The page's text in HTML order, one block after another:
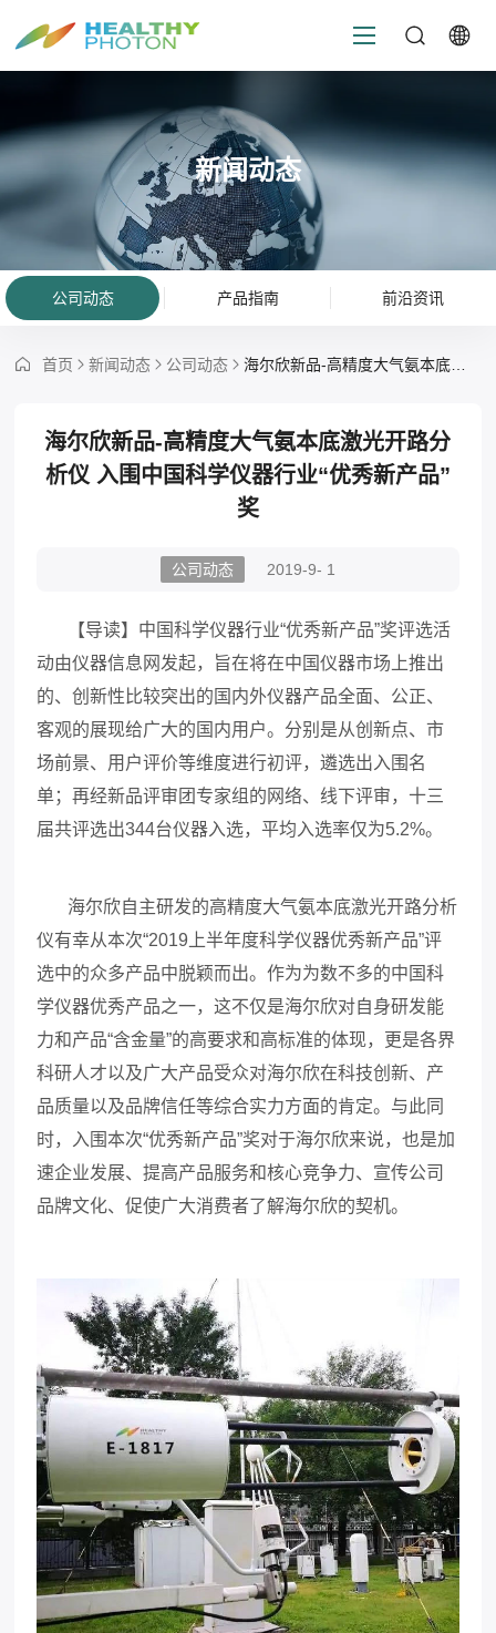
新闻动态
公司动态 产品指南 前沿资讯
首页 新闻动态 公司动态 海尔欣新品-高精度大气氨本底激光开路分析仪 入围中国科学仪器行业“优秀新产品”奖
海尔欣新品-高精度大气氨本底激光开路分
析仪 入围中国科学仪器行业“优秀新产品”
奖
公司动态 2019-9- 1
【导读】中国科学仪器行业“优秀新产品”奖评选活
动由仪器信息网发起，旨在将在中国仪器市场上推出
的、创新性比较突出的国内外仪器产品全面、公正、
客观的展现给广大的国内用户。分别是从创新点、市
场前景、用户评价等维度进行初评，遴选出入围名
单；再经新品评审团专家组的网络、线下评审，十三
届共评选出344台仪器入选，平均入选率仅为5.2%。
海尔欣自主研发的高精度大气氨本底激光开路分析
仪有幸从本次“2019上半年度科学仪器优秀新产品”评
选中的众多产品中脱颖而出。作为为数不多的中国科
学仪器优秀产品之一，这不仅是海尔欣对自身研发能
力和产品“含金量”的高要求和高标准的体现，更是各界
科研人才以及广大产品受众对海尔欣在科技创新、产
品质量以及品牌信任等综合实力方面的肯定。与此同
时，入围本次“优秀新产品”奖对于海尔欣来说，也是加
速企业发展、提高产品服务和核心竞争力、宣传公司
品牌文化、促使广大消费者了解海尔欣的契机。